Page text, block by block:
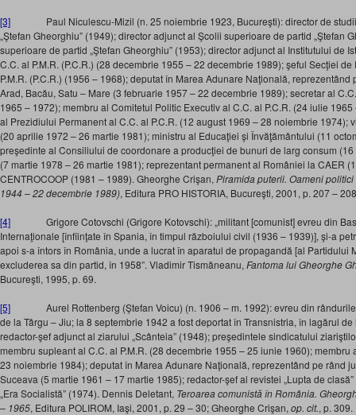
[3] Paul Niculescu-Mizil (n. 25 noiembrie 1923, Bucureşti): director de studii
„Ştefan Gheorghiu” (1949); director adjunct al Şcolii superioare de partid „Ştefan
superioare de partid „Ştefan Gheorghiu” (1953); director adjunct al Institutului de
C.C. al P.M.R. (P.C.R.) (28 decembrie 1955 – 22 decembrie 1989); şeful Secţiei
P.M.R. (P.C.R.) (1956 – 1968); deputat în Marea Adunare Naţională,
Arad, Bacău, Satu – Mare (3 februarie 1957 – 22 decembrie 1989); secretar al
1965 – 1972); membru al Comitetul Politic Executiv al C.C. al P.C.R. (24 iulie
al Prezidiului Permanent al C.C. al P.C.R. (12 august 1969 – 28 noiembrie 1974);
(20 aprilie 1972 – 26 martie 1981); ministru al Educaţiei şi Învăţământului (11
preşedinte al Consiliului de coordonare a producţiei de bunuri de larg consum
(7 martie 1978 – 26 martie 1981); reprezentant permanent al României la CAER
CENTROCOOP (1981 – 1989). Gheorghe Crişan, Piramida puterii. Oameni
1944 – 22 decembrie 1989), Editura PRO HISTORIA, Bucureşti, 2001, p. 207 –
[4] Grigore Cotovschi (Grigore Kotovschi): „militant [comunist] evreu din
Internaţionale [înfiinţate în Spania, în timpul războiului civil (1936 – 1939)], şi-a
apoi s-a întors în România, unde a lucrat în aparatul de propagandă [al Partidului
excluderea sa din partid, în 1958”. Vladimir Tismăneanu, Fantoma lui Gheorghe
Bucureşti, 1995, p. 69.
[5] Aurel Rottenberg (Ştefan Voicu) (n. 1906 – m. 1992): evreu din rândurile
de la Târgu – Jiu; la 8 septembrie 1942 a fost deportat în Transnistria, în lagărul
redactor-şef adjunct al ziarului „Scânteia” (1948); preşedintele sindicatului
membru supleant al C.C. al P.M.R. (28 decembrie 1955 – 25 iunie 1960); membru
23 noiembrie 1984); deputat în Marea Adunare Naţională, reprezentând pe rând
Suceava (5 martie 1961 – 17 martie 1985); redactor-şef al revistei „Lupta de
„Era Socialistă” (1974). Dennis Deletant, Teroarea comunistă în România.
– 1965, Editura POLIROM, Iaşi, 2001, p. 29 – 30; Gheorghe Crişan, op. cit., p. 309.